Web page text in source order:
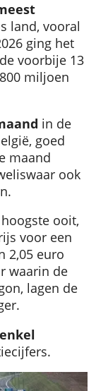
land, vooral
ging het
voorbije 13
miljoen
in de
goed
maand
ook
ooit,
voor een
2,05 euro
waarin de
lagen de